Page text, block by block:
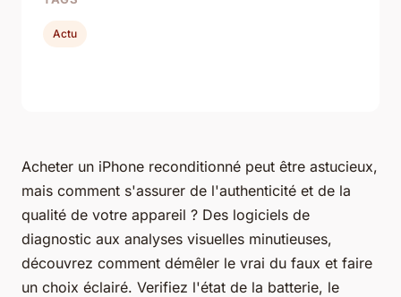
Acheter un iPhone reconditionné peut être astucieux,
mais comment s'assurer de l'authenticité et de la
qualité de votre appareil ? Des logiciels de
diagnostic aux analyses visuelles minutieuses,
découvrez comment démêler le vrai du faux et faire
un choix éclairé. Verifiez l'état de la batterie, le
Actu